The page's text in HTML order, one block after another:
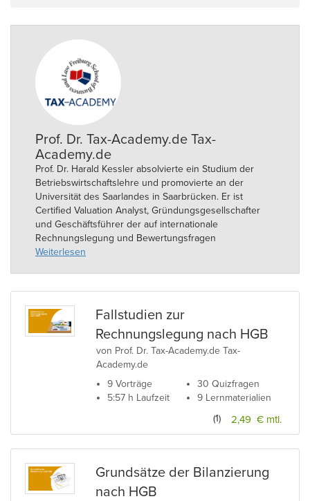
Prof. Dr. Tax-Academy.de Tax-
Academy.de
Prof. Dr. Harald Kessler absolvierte ein Studium der
Betriebswirtschaftslehre und promovierte an der
Universität des Saarlandes in Saarbrücken. Er ist
Certified Valuation Analyst, Gründungsgesellschafter
und Geschäftsführer der auf internationale
Rechnungslegung und Bewertungsfragen
spezialisierten Beratungsgesellschaft KLS Accounting &
Prof. Dr. Harald Kessler ist außerdem Lehrbeauftragter
an der Albert-Ludwigs-Universität Freiburg und an der
Quadriga Hochschule Berlin.
Weiterlesen
Fallstudien zur
Rechnungslegung nach HGB
von Prof. Dr. Tax-Academy.de Tax-
Academy.de
9 Vorträge
5:57 h Laufzeit
30 Quizfragen
9 Lernmaterialien
2,49 € mtl.
(1)
Grundsätze der Bilanzierung
nach HGB